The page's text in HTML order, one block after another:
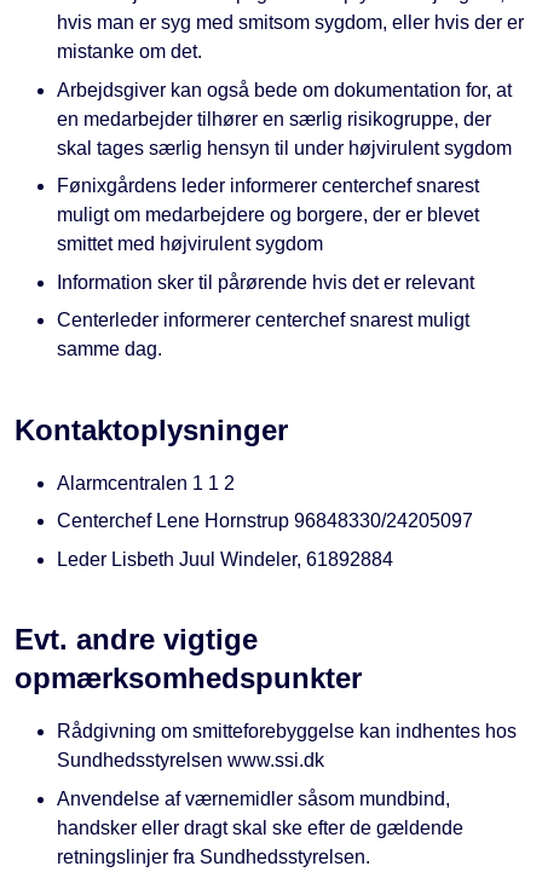
hvis man er syg med smitsom sygdom, eller hvis der er
mistanke om det.
Arbejdsgiver kan også bede om dokumentation for, at
en medarbejder tilhører en særlig risikogruppe, der
skal tages særlig hensyn til under højvirulent sygdom
Fønixgårdens leder informerer centerchef snarest
muligt om medarbejdere og borgere, der er blevet
smittet med højvirulent sygdom
Information sker til pårørende hvis det er relevant
Centerleder informerer centerchef snarest muligt
samme dag.
Kontaktoplysninger
Alarmcentralen 1 1 2
Centerchef Lene Hornstrup 96848330/24205097
Leder Lisbeth Juul Windeler, 61892884
Evt. andre vigtige
opmærksomhedspunkter
Rådgivning om smitteforebyggelse kan indhentes hos
Sundhedsstyrelsen www.ssi.dk
Anvendelse af værnemidler såsom mundbind,
handsker eller dragt skal ske efter de gældende
retningslinjer fra Sundhedsstyrelsen.